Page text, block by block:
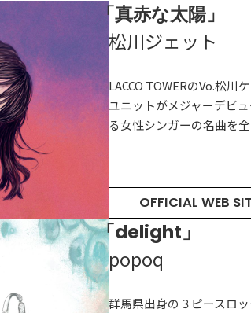
HOT NEWS 最新情報
GUEST ゲスト情報
SPECIAL タイアップ企画
「真赤な太陽」
松川ジェット
LACCO TOWERのVo.松川
ユニットがメジャーデビ
る女性シンガーの名曲を
OFFICIAL WEB
「delight」
popoq
群馬県出身の３ピースロ